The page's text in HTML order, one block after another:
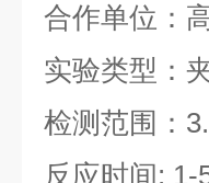
合作单位：
实验类型：
检测范围：
反应时间: 1-